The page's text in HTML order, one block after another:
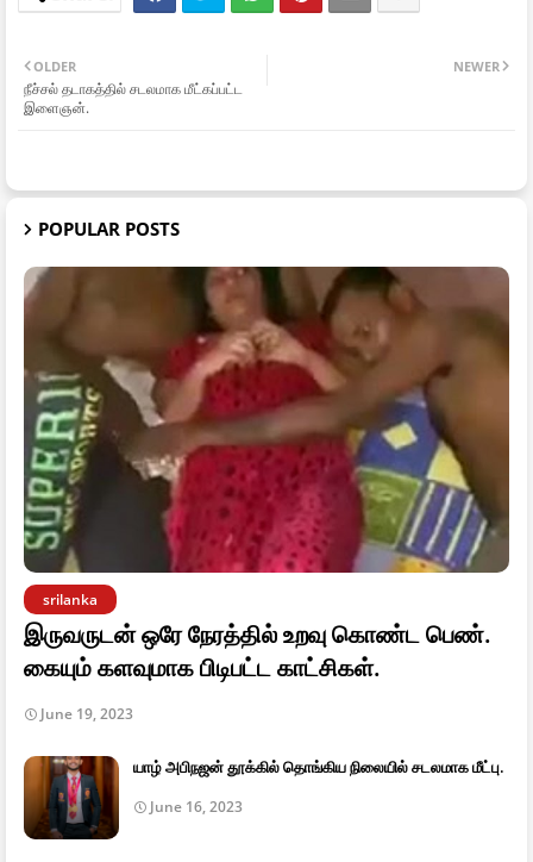
NEWER
OLDER
நீச்சல் தடாகத்தில் சடலமாக மீட்கப்பட்ட
இளைஞன்.
POPULAR POSTS
srilanka
இருவருடன் ஒரே நேரத்தில் உறவு கொண்ட பெண்.
கையும் களவுமாக பிடிபட்ட காட்சிகள்.
June 19, 2023
யாழ் அபிநஜன் தூக்கில் தொங்கிய நிலையில் சடலமாக மீட்பு.
June 16, 2023